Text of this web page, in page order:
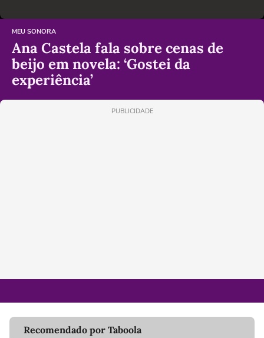
MEU SONORA
Ana Castela fala sobre cenas de
beijo em novela: ‘Gostei da
experiência’
PUBLICIDADE
Recomendado por Taboola